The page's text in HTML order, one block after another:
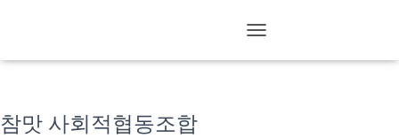
O
참맛 사회적협동조합